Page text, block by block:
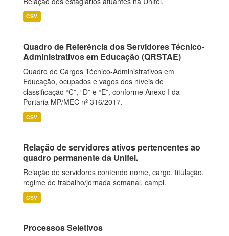
CSV
Quadro de Referência dos Servidores Técnico-
Administrativos em Educação (QRSTAE)
Quadro de Cargos Técnico-Administrativos em
Educação, ocupados e vagos dos níveis de
classificação “C”, “D” e “E”, conforme Anexo I da
Portaria MP/MEC nº 316/2017.
CSV
Relação de servidores ativos pertencentes ao
quadro permanente da Unifei.
Relação de servidores contendo nome, cargo, titulação,
regime de trabalho/jornada semanal, campi.
CSV
Processos Seletivos